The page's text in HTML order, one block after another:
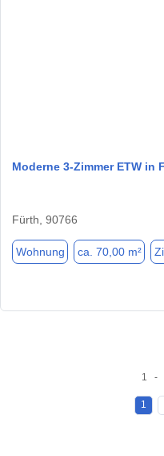
Moderne 3-Zimmer ETW in
Fürth, 90766
Wohnung ca. 70,00 m²
1 -
1